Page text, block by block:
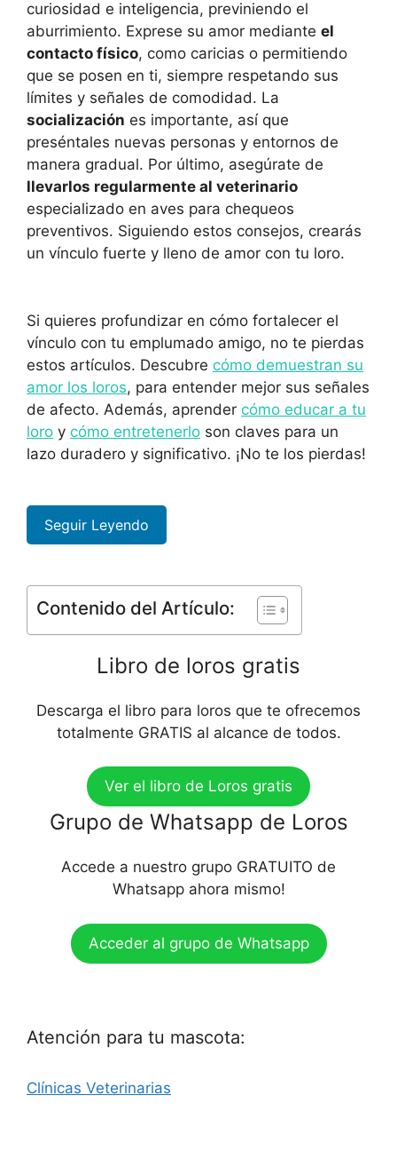
curiosidad e inteligencia, previniendo el
aburrimiento. Exprese su amor mediante el
contacto físico, como caricias o permitiendo
que se posen en ti, siempre respetando sus
límites y señales de comodidad. La
socialización es importante, así que
preséntales nuevas personas y entornos de
manera gradual. Por último, asegúrate de
llevarlos regularmente al veterinario
especializado en aves para chequeos
preventivos. Siguiendo estos consejos, crearás
un vínculo fuerte y lleno de amor con tu loro.
Si quieres profundizar en cómo fortalecer el
vínculo con tu emplumado amigo, no te pierdas
estos artículos. Descubre cómo demuestran su
amor los loros, para entender mejor sus señales
de afecto. Además, aprender cómo educar a tu
loro y cómo entretenerlo son claves para un
lazo duradero y significativo. ¡No te los pierdas!
Seguir Leyendo
Contenido del Artículo:
Libro de loros gratis
Descarga el libro para loros que te ofrecemos
totalmente GRATIS al alcance de todos.
Ver el libro de Loros gratis
Grupo de Whatsapp de Loros
Accede a nuestro grupo GRATUITO de
Whatsapp ahora mismo!
Acceder al grupo de Whatsapp
Atención para tu mascota:
Clínicas Veterinarias